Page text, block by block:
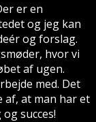
er en
og jeg kan
og forslag.
hvor vi
af ugen.
med. Det
af, at man har et
succes!